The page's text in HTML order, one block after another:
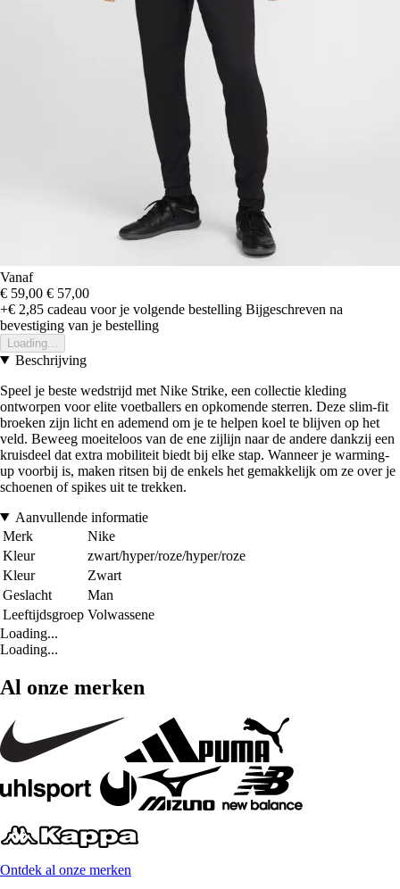
Vanaf
€ 59,00 € 57,00
+€ 2,85 cadeau voor je volgende bestelling Bijgeschreven na
bevestiging van je bestelling
Loading...
Beschrijving
Speel je beste wedstrijd met Nike Strike, een collectie kleding
ontworpen voor elite voetballers en opkomende sterren. Deze slim-fit
broeken zijn licht en ademend om je te helpen koel te blijven op het
veld. Beweeg moeiteloos van de ene zijlijn naar de andere dankzij een
kruisdeel dat extra mobiliteit biedt bij elke stap. Wanneer je warming-
up voorbij is, maken ritsen bij de enkels het gemakkelijk om ze over je
schoenen of spikes uit te trekken.
Aanvullende informatie
Merk
Nike
Kleur
zwart/hyper/roze/hyper/roze
Kleur
Zwart
Geslacht
Man
Leeftijdsgroep Volwassene
Loading...
Loading...
Al onze merken
Ontdek al onze merken